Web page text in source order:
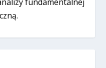
fundamentalnej